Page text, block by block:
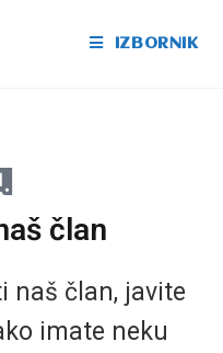
IZBORNIK
član
naš član, javite
imate neku